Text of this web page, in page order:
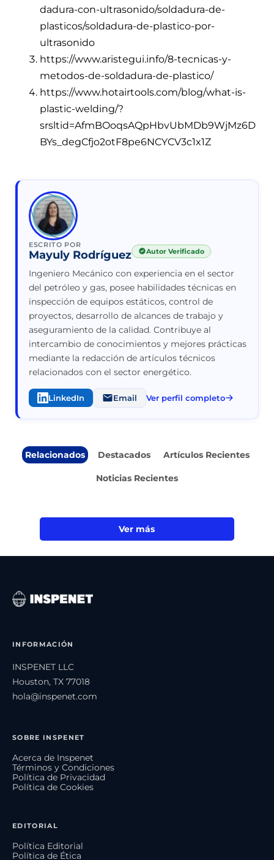
dadura-con-ultrasonido/soldadura-de-
plasticos/soldadura-de-plastico-por-
ultrasonido
https://www.aristegui.info/8-tecnicas-y-
metodos-de-soldadura-de-plastico/
https://www.hotairtools.com/blog/what-is-
plastic-welding/?
srsltid=AfmBOoqsAQpHbvUbMDb9WjMz6D
BYs_degCfjo2otF8pe6NCYCV3c1x1Z
ESCRITO POR
Mayuly Rodríguez Autor Verificado
Ingeniero Mecánico con experiencia en el sector
del petróleo y gas, posee habilidades técnicas en
inspección de equipos estáticos, control de
proyectos, desarrollo de alcances de trabajo y
aseguramiento de la calidad. Contribuye al
intercambio de conocimientos y mejores prácticas
mediante la redacción de artículos técnicos
relacionados con el sector energético.
LinkedIn Email Ver perfil completo
Relacionados Destacados Artículos Recientes
Noticias Recientes
Ver más
INFORMACIÓN
INSPENET LLC
Houston, TX 77018
hola@inspenet.com
SOBRE INSPENET
Acerca de Inspenet
Términos y Condiciones
Política de Privacidad
Política de Cookies
EDITORIAL
Política Editorial
Política de Ética